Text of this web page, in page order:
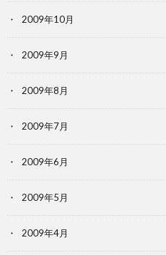
2009年10月
2009年9月
2009年8月
2009年7月
2009年6月
2009年5月
2009年4月